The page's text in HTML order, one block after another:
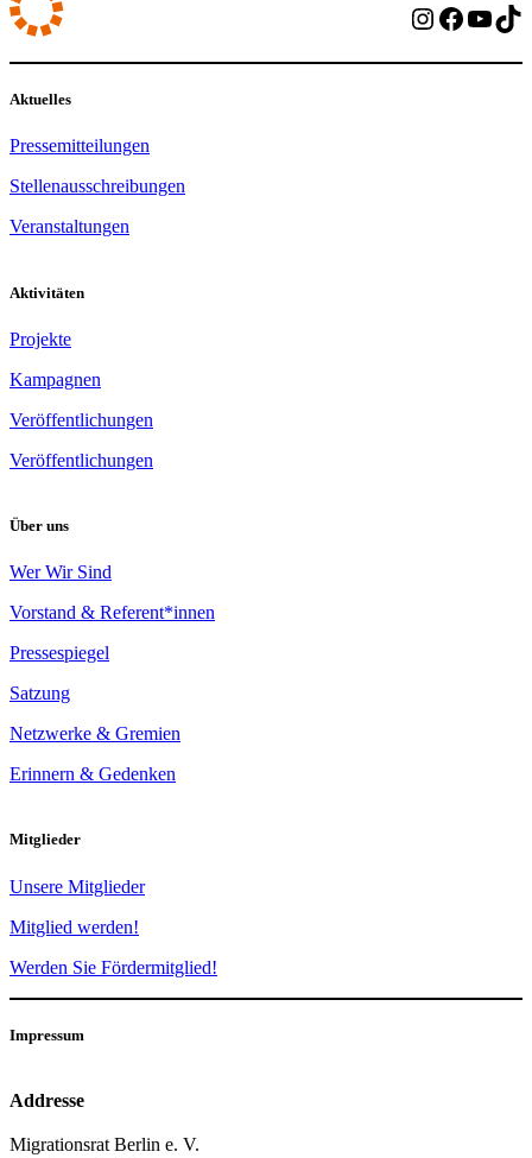
Instagram
Aktuelles
Pressemitteilungen
Stellenausschreibungen
Veranstaltungen
Aktivitäten
Projekte
Kampagnen
Veröffentlichungen
Veröffentlichungen
Über uns
Wer Wir Sind
Vorstand & Referent*innen
Pressespiegel
Satzung
Netzwerke & Gremien
Erinnern & Gedenken
Mitglieder
Unsere Mitglieder
Mitglied werden!
Werden Sie Fördermitglied!
Impressum
Addresse
Migrationsrat Berlin e. V.